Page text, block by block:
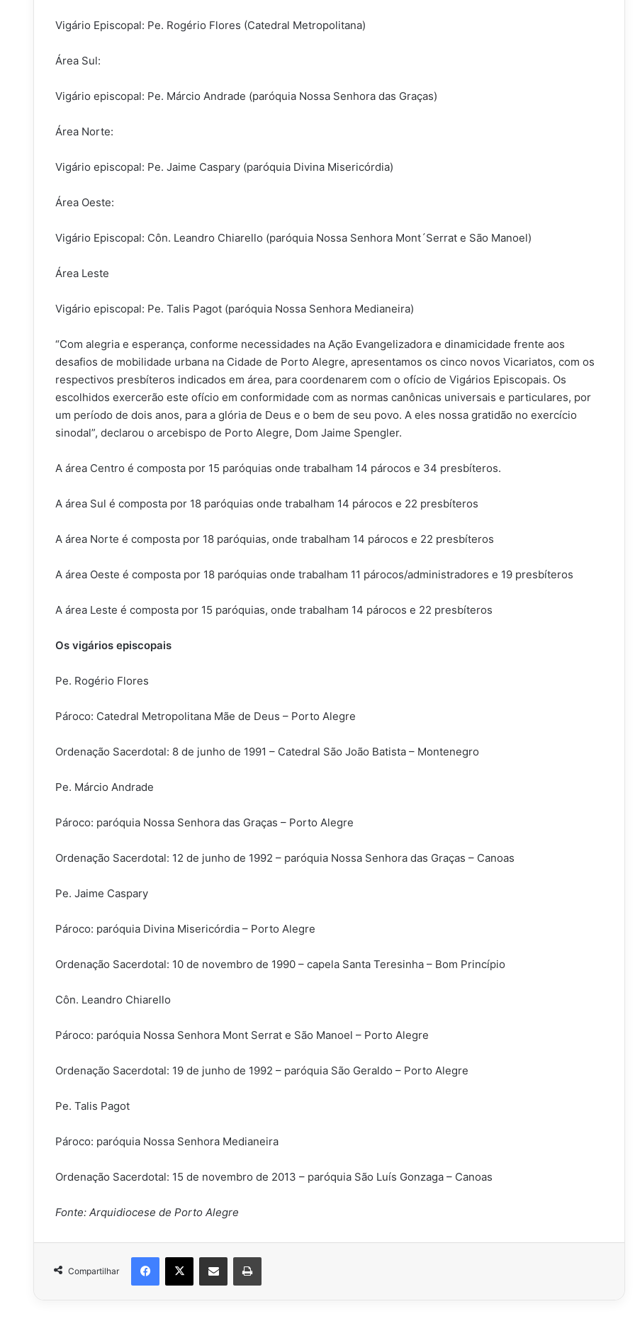
Vigário Episcopal: Pe. Rogério Flores (Catedral Metropolitana)
Área Sul:
Vigário episcopal: Pe. Márcio Andrade (paróquia Nossa Senhora das Graças)
Área Norte:
Vigário episcopal: Pe. Jaime Caspary (paróquia Divina Misericórdia)
Área Oeste:
Vigário Episcopal: Côn. Leandro Chiarello (paróquia Nossa Senhora Mont´Serrat e São Manoel)
Área Leste
Vigário episcopal: Pe. Talis Pagot (paróquia Nossa Senhora Medianeira)
“Com alegria e esperança, conforme necessidades na Ação Evangelizadora e dinamicidade frente aos
desafios de mobilidade urbana na Cidade de Porto Alegre, apresentamos os cinco novos Vicariatos, com os
respectivos presbíteros indicados em área, para coordenarem com o ofício de Vigários Episcopais. Os
escolhidos exercerão este ofício em conformidade com as normas canônicas universais e particulares, por
um período de dois anos, para a glória de Deus e o bem de seu povo. A eles nossa gratidão no exercício
sinodal”, declarou o arcebispo de Porto Alegre, Dom Jaime Spengler.
A área Centro é composta por 15 paróquias onde trabalham 14 párocos e 34 presbíteros.
A área Sul é composta por 18 paróquias onde trabalham 14 párocos e 22 presbíteros
A área Norte é composta por 18 paróquias, onde trabalham 14 párocos e 22 presbíteros
A área Oeste é composta por 18 paróquias onde trabalham 11 párocos/administradores e 19 presbíteros
A área Leste é composta por 15 paróquias, onde trabalham 14 párocos e 22 presbíteros
Os vigários episcopais
Pe. Rogério Flores
Pároco: Catedral Metropolitana Mãe de Deus – Porto Alegre
Ordenação Sacerdotal: 8 de junho de 1991 – Catedral São João Batista – Montenegro
Pe. Márcio Andrade
Pároco: paróquia Nossa Senhora das Graças – Porto Alegre
Ordenação Sacerdotal: 12 de junho de 1992 – paróquia Nossa Senhora das Graças – Canoas
Pe. Jaime Caspary
Pároco: paróquia Divina Misericórdia – Porto Alegre
Ordenação Sacerdotal: 10 de novembro de 1990 – capela Santa Teresinha – Bom Princípio
Côn. Leandro Chiarello
Pároco: paróquia Nossa Senhora Mont Serrat e São Manoel – Porto Alegre
Ordenação Sacerdotal: 19 de junho de 1992 – paróquia São Geraldo – Porto Alegre
Pe. Talis Pagot
Pároco: paróquia Nossa Senhora Medianeira
Ordenação Sacerdotal: 15 de novembro de 2013 – paróquia São Luís Gonzaga – Canoas
Fonte: Arquidiocese de Porto Alegre
Compartilhar